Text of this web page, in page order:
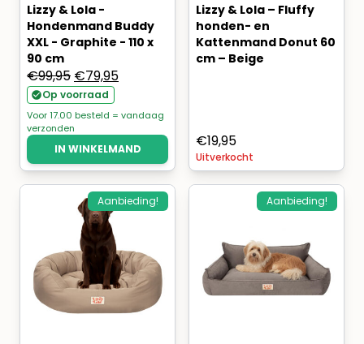
Lizzy & Lola -
Hondenmand Buddy
XXL - Graphite - 110 x
90 cm
€99,95 Oorspronkelijke
prijs
was:
€99,95.
€79,95Huidige
is:
€79,95.
Op voorraad
Voor 17.00 besteld = vandaag
verzonden
IN WINKELMAND
Lizzy & Lola – Fluffy
honden- en
Kattenmand Donut 60
cm – Beige
€19,95
Uitverkocht
Aanbieding! Aanbieding!